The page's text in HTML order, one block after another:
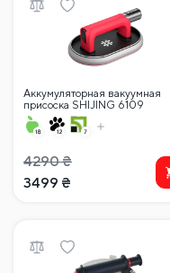
Аккумуляторная вакуумная
присоска SHIJING 6109
(150×230 мм) с цифровым
дисплеем, в кейсе
4290₴
3499 ₴